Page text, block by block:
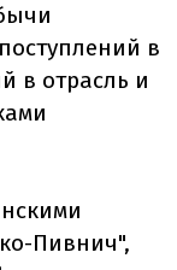
в
в отрасль и
Пивнич",